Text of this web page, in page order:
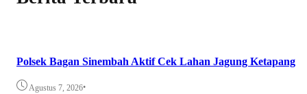
Polsek Bagan Sinembah Aktif Cek Lahan Jagung Ketapang
Agustus 7, 2026•